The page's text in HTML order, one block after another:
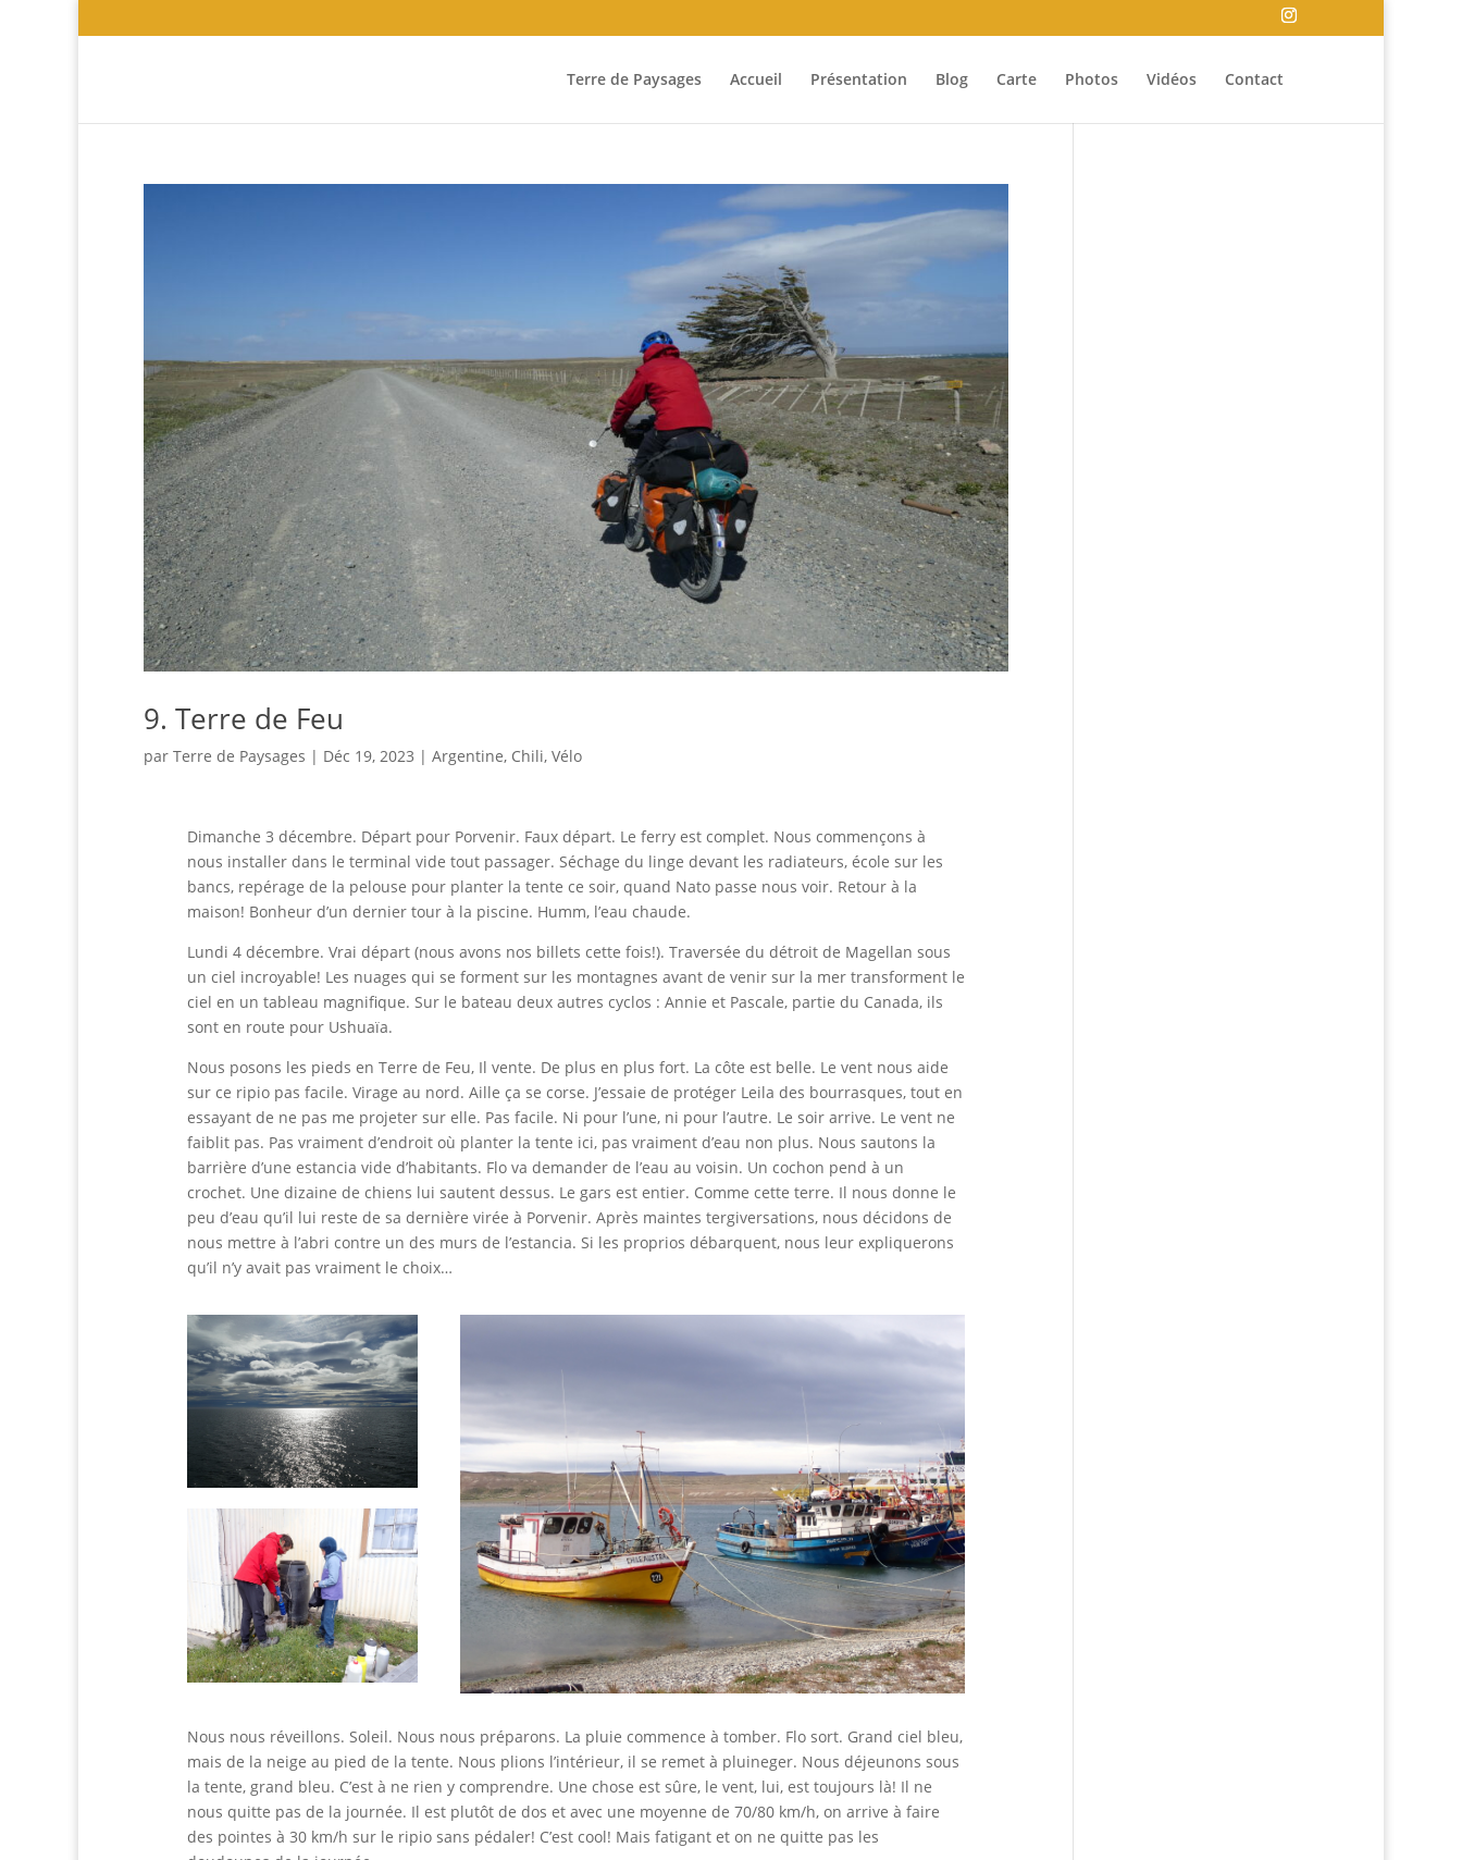
Terre de Paysages Accueil Présentation Blog Carte Photos Vidéos Contact
9. Terre de Feu
par Terre de Paysages | Déc 19, 2023 | Argentine, Chili, Vélo
Dimanche 3 décembre. Départ pour Porvenir. Faux départ. Le ferry est complet. Nous commençons à
nous installer dans le terminal vide tout passager. Séchage du linge devant les radiateurs, école sur les
bancs, repérage de la pelouse pour planter la tente ce soir, quand Nato passe nous voir. Retour à la
maison! Bonheur d’un dernier tour à la piscine. Humm, l’eau chaude.
Lundi 4 décembre. Vrai départ (nous avons nos billets cette fois!). Traversée du détroit de Magellan sous
un ciel incroyable! Les nuages qui se forment sur les montagnes avant de venir sur la mer transforment le
ciel en un tableau magnifique. Sur le bateau deux autres cyclos : Annie et Pascale, partie du Canada, ils
sont en route pour Ushuaïa.
Nous posons les pieds en Terre de Feu, Il vente. De plus en plus fort. La côte est belle. Le vent nous aide
sur ce ripio pas facile. Virage au nord. Aille ça se corse. J’essaie de protéger Leila des bourrasques, tout en
essayant de ne pas me projeter sur elle. Pas facile. Ni pour l’une, ni pour l’autre. Le soir arrive. Le vent ne
faiblit pas. Pas vraiment d’endroit où planter la tente ici, pas vraiment d’eau non plus. Nous sautons la
barrière d’une estancia vide d’habitants. Flo va demander de l’eau au voisin. Un cochon pend à un
crochet. Une dizaine de chiens lui sautent dessus. Le gars est entier. Comme cette terre. Il nous donne le
peu d’eau qu’il lui reste de sa dernière virée à Porvenir. Après maintes tergiversations, nous décidons de
nous mettre à l’abri contre un des murs de l’estancia. Si les proprios débarquent, nous leur expliquerons
qu’il n’y avait pas vraiment le choix…
Nous nous réveillons. Soleil. Nous nous préparons. La pluie commence à tomber. Flo sort. Grand ciel bleu,
mais de la neige au pied de la tente. Nous plions l’intérieur, il se remet à pluineger. Nous déjeunons sous
la tente, grand bleu. C’est à ne rien y comprendre. Une chose est sûre, le vent, lui, est toujours là! Il ne
nous quitte pas de la journée. Il est plutôt de dos et avec une moyenne de 70/80 km/h, on arrive à faire
des pointes à 30 km/h sur le ripio sans pédaler! C’est cool! Mais fatigant et on ne quitte pas les